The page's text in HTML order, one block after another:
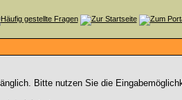
Bitte nutzen Sie die